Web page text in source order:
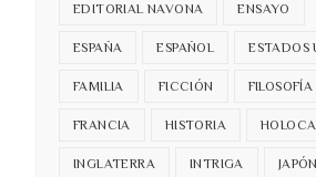
EDITORIAL NAVONA ENSAYO
ESPAÑA ESPAÑOL ESTADOS
FAMILIA FICCIÓN FILOSOFÍA
FRANCIA HISTORIA
INGLATERRA INTRIGA JAPÓN